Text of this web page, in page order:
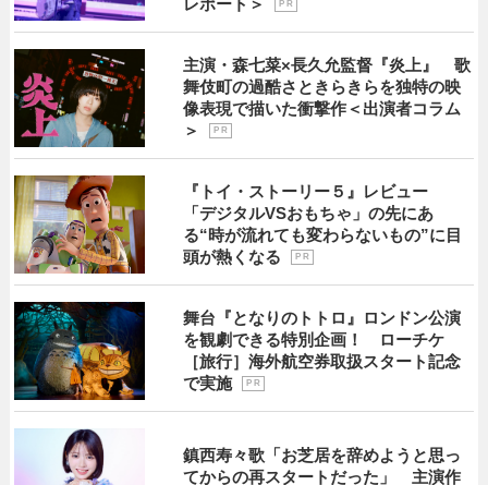
P R
主演・森七菜×長久允監督『炎上』 歌
舞伎町の過酷さときらきらを独特の映
像表現で描いた衝撃作＜出演者コラム
＞
P R
『トイ・ストーリー５』レビュー
「デジタルVSおもちゃ」の先にあ
る“時が流れても変わらないもの”に目
頭が熱くなる
P R
舞台『となりのトトロ』ロンドン公演
を観劇できる特別企画！ ローチケ
［旅行］海外航空券取扱スタート記念
で実施
P R
鎮西寿々歌「お芝居を辞めようと思っ
てからの再スタートだった」 主演作